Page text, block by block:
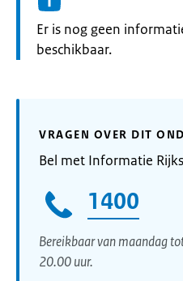
Informatie:
Er is nog geen
beschikbaar.
VRAGEN OVER DIT
Bel met Informatie
1400
Bereikbaar van maandag
20.00 uur.